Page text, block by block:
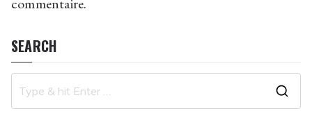
SEARCH